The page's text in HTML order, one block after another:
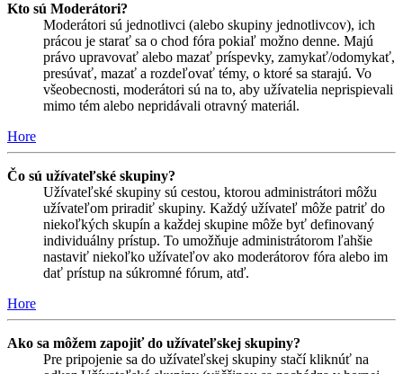
Kto sú Moderátori?
Moderátori sú jednotlivci (alebo skupiny jednotlivcov), ich
prácou je starať sa o chod fóra pokiaľ možno denne. Majú
právo upravovať alebo mazať príspevky, zamykať/odomykať,
presúvať, mazať a rozdeľovať témy, o ktoré sa starajú. Vo
všeobecnosti, moderátori sú na to, aby užívatelia neprispievali
mimo tém alebo nepridávali otravný materiál.
Hore
Čo sú užívateľské skupiny?
Užívateľské skupiny sú cestou, ktorou administrátori môžu
užívateľom priradiť skupiny. Každý užívateľ môže patriť do
niekoľkých skupín a každej skupine môže byť definovaný
individuálny prístup. To umožňuje administrátorom ľahšie
nastaviť niekoľko užívateľov ako moderátorov fóra alebo im
dať prístup na súkromné fórum, atď.
Hore
Ako sa môžem zapojiť do užívateľskej skupiny?
Pre pripojenie sa do užívateľskej skupiny stačí kliknúť na